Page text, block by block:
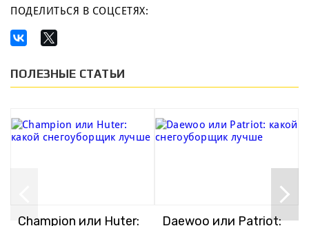
ПОДЕЛИТЬСЯ В СОЦСЕТЯХ:
ПОЛЕЗНЫЕ СТАТЬИ
Champion или Huter: Daewoo или Patriot: